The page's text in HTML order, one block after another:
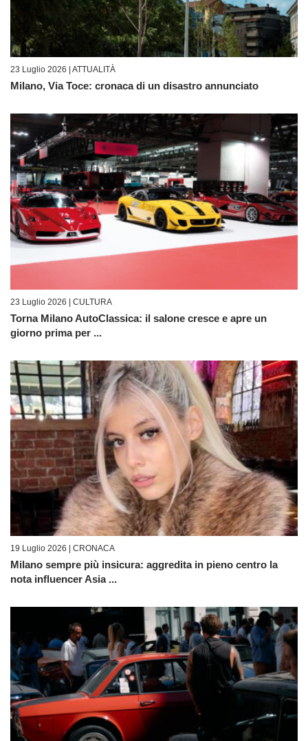
23 Luglio 2026 | ATTUALITÀ
Milano, Via Toce: cronaca di un disastro annunciato
23 Luglio 2026 | CULTURA
Torna Milano AutoClassica: il salone cresce e apre un
giorno prima per ...
19 Luglio 2026 | CRONACA
Milano sempre più insicura: aggredita in pieno centro la
nota influencer Asia ...